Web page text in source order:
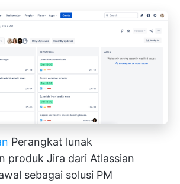
Perangkat lunak
produk Jira dari Atlassian
sebagai solusi PM